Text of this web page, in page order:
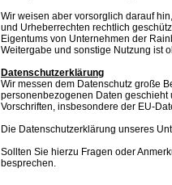
Wir weisen aber vorsorglich darauf
und Urheberrechten rechtlich
Eigentums von Unternehmen der
Weitergabe und sonstige Nutzung ist
Datenschutzerklärung
Wir messen dem Datenschutz große
personenbezogenen Daten
Vorschriften, insbesondere der EU-
Die Datenschutzerklärung unseres
Sollten Sie hierzu Fragen oder
besprechen.